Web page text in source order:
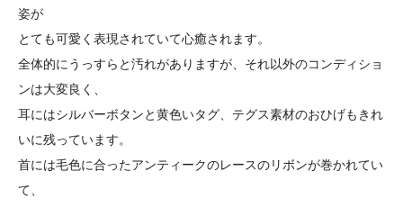
姿が
とても可愛く表現されていて心癒されます。
全体的にうっすらと汚れがありますが、それ以外のコンディショ
ンは大変良く、
耳にはシルバーボタンと黄色いタグ、テグス素材のおひげもきれ
いに残っています。
首には毛色に合ったアンティークのレースのリボンが巻かれてい
て、